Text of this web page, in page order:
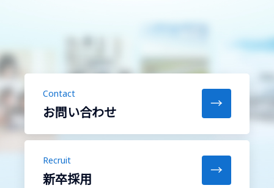
Contact
お問い合わせ
→
Recruit
新卒採用
→